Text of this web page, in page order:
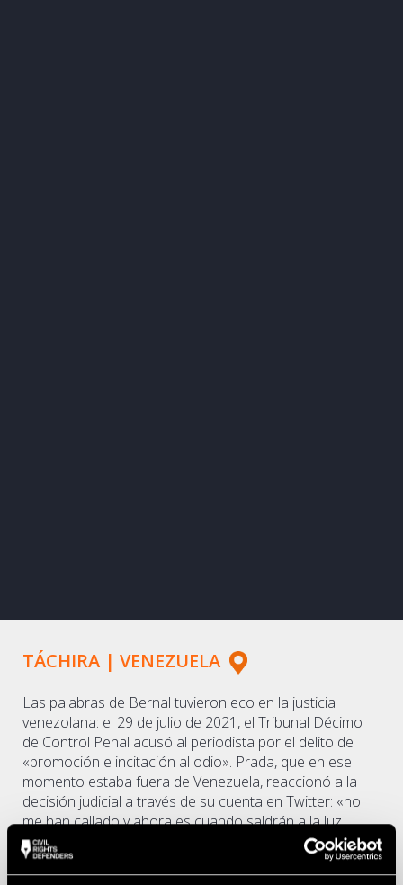
TÁCHIRA | VENEZUELA
Las palabras de Bernal tuvieron eco en la justicia
venezolana: el 29 de julio de 2021, el Tribunal Décimo
de Control Penal acusó al periodista por el delito de
«promoción e incitación al odio». Prada, que en ese
momento estaba fuera de Venezuela, reaccionó a la
decisión judicial a través de su cuenta en Twitter: «no
me han callado y ahora es cuando saldrán a la luz
muchas más denuncias de cómo operan las bandas
criminales que mantienen secuestradas las
instituciones de justicia y de seguridad en #Venezuela, y